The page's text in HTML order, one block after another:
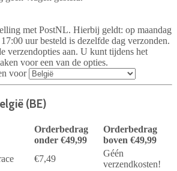
met PostNL. Hierbij geldt: op maandag
uur besteld is dezelfde dag verzonden.
verzendopties aan. U kunt tijdens het
voor een van de opties.
voor
(BE)
Orderbedrag
onder €49,99
Orderbedrag
boven €49,99
€7,49
Géén
verzendkosten!